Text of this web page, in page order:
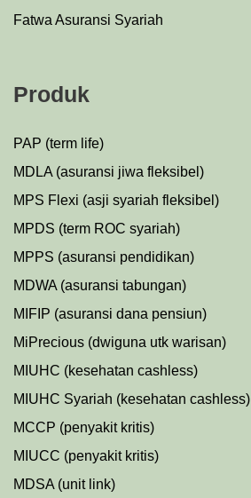
Fatwa Asuransi Syariah
Produk
PAP (term life)
MDLA (asuransi jiwa fleksibel)
MPS Flexi (asji syariah fleksibel)
MPDS (term ROC syariah)
MPPS (asuransi pendidikan)
MDWA (asuransi tabungan)
MIFIP (asuransi dana pensiun)
MiPrecious (dwiguna utk warisan)
MIUHC (kesehatan cashless)
MIUHC Syariah (kesehatan cashless)
MCCP (penyakit kritis)
MIUCC (penyakit kritis)
MDSA (unit link)